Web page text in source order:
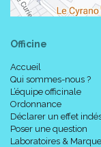
Officine
Accueil
Qui sommes-nous ?
L’équipe officinale
Ordonnance
Déclarer un effet
Poser une question
Laboratoires &